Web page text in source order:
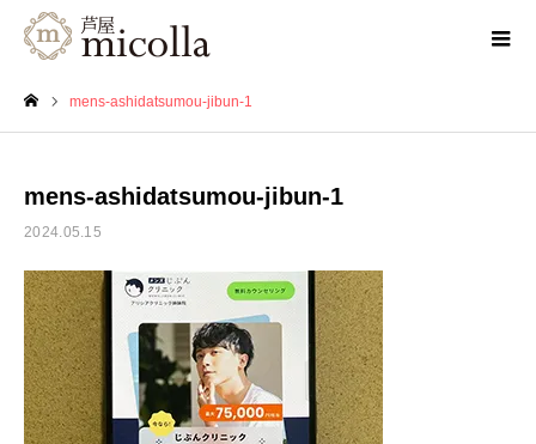
mens-ashidatsumou-jibun-1
mens-ashidatsumou-jibun-1
2024.05.15